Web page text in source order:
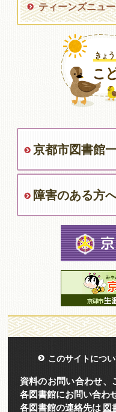
ティーンズニュ
京都市図書館
障害のある方
このサイトにつ
資料のお問い合わせ
各図書館にお問い合わ
各図書館の連絡先は 図